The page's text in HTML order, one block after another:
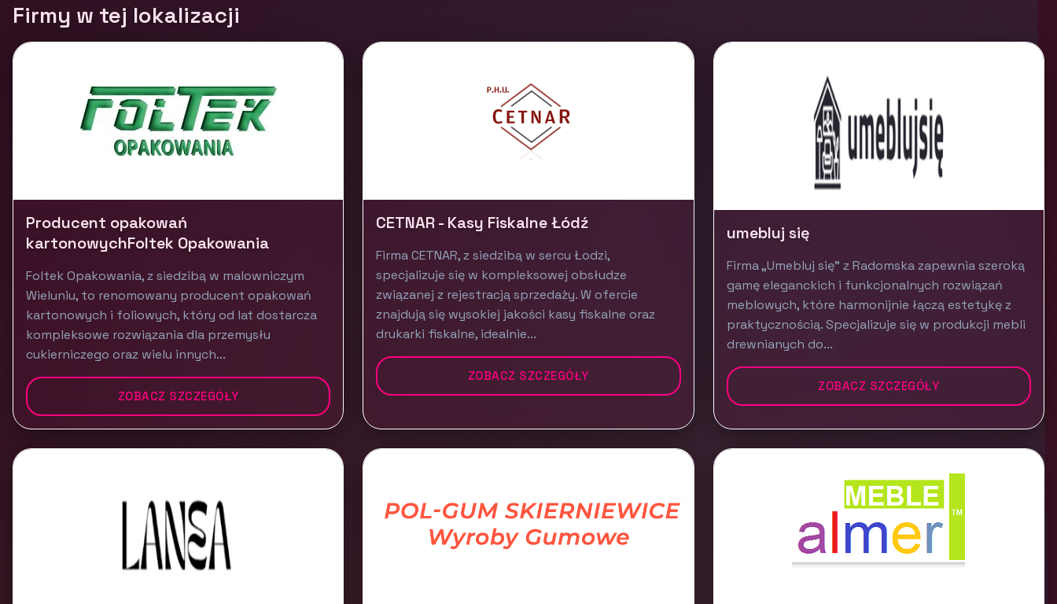
Firmy w tej lokalizacji
Producent opakowań
kartonowychFoltek Opakowania
Foltek Opakowania, z siedzibą w malowniczym
Wieluniu, to renomowany producent opakowań
kartonowych i foliowych, który od lat dostarcza
kompleksowe rozwiązania dla przemysłu
cukierniczego oraz wielu innych...
ZOBACZ SZCZEGÓŁY
CETNAR - Kasy Fiskalne Łódź
Firma CETNAR, z siedzibą w sercu Łodzi,
specjalizuje się w kompleksowej obsłudze
związanej z rejestracją sprzedaży. W ofercie
znajdują się wysokiej jakości kasy fiskalne oraz
drukarki fiskalne, idealnie...
ZOBACZ SZCZEGÓŁY
umebluj się
Firma „Umebluj się” z Radomska zapewnia szeroką
gamę eleganckich i funkcjonalnych rozwiązań
meblowych, które harmonijnie łączą estetykę z
praktycznością. Specjalizuje się w produkcji mebli
drewnianych do...
ZOBACZ SZCZEGÓŁY